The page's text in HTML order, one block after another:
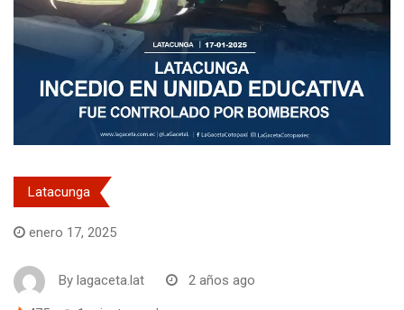
Latacunga
enero 17, 2025
By lagaceta.lat 2 años ago